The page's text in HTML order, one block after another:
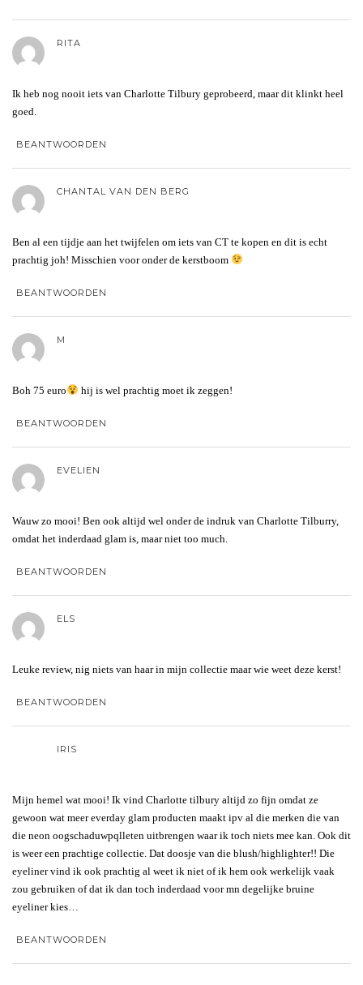
RITA
Ik heb nog nooit iets van Charlotte Tilbury geprobeerd, maar dit klinkt heel
goed.
BEANTWOORDEN
CHANTAL VAN DEN BERG
Ben al een tijdje aan het twijfelen om iets van CT te kopen en dit is echt
prachtig joh! Misschien voor onder de kerstboom
BEANTWOORDEN
M
Boh 75 euro hij is wel prachtig moet ik zeggen!
BEANTWOORDEN
EVELIEN
Wauw zo mooi! Ben ook altijd wel onder de indruk van Charlotte Tilburry,
omdat het inderdaad glam is, maar niet too much.
BEANTWOORDEN
ELS
Leuke review, nig niets van haar in mijn collectie maar wie weet deze kerst!
BEANTWOORDEN
IRIS
Mijn hemel wat mooi! Ik vind Charlotte tilbury altijd zo fijn omdat ze
gewoon wat meer everday glam producten maakt ipv al die merken die van
die neon oogschaduwpqlleten uitbrengen waar ik toch niets mee kan. Ook dit
is weer een prachtige collectie. Dat doosje van die blush/highlighter!! Die
eyeliner vind ik ook prachtig al weet ik niet of ik hem ook werkelijk vaak
zou gebruiken of dat ik dan toch inderdaad voor mn degelijke bruine
eyeliner kies…
BEANTWOORDEN